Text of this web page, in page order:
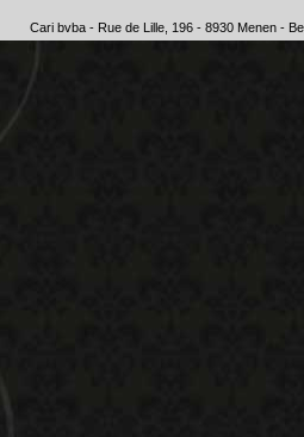
Cari bvba - Rue de Lille, 196 - 8930 Menen -